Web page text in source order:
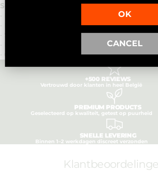
Specificaties
• Materiaal: kunststof
• Kleur: roze Wedding Cake design
• Sluiting: magnetisch
• Formaat: compact
• Onderdeel van de BEST BUDS collectie
+500 REVIEWS
Vertrouwd door klanten in heel België
PREMIUM PRODUCTS
Geselecteerd op kwaliteit, getest op puurheid
SNELLE LEVERING
Binnen 1–2 werkdagen discreet verzonden
OK
CANCEL